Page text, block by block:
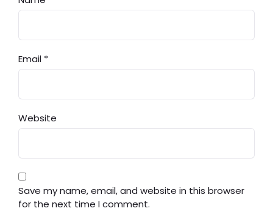
Email *
Website
Save my name, email, and website in this browser
for the next time I comment.